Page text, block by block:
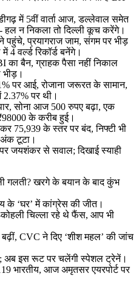
में 5वीं वार्ता आज, डल्लेवाल समेत
हल न निकला तो दिल्ली कूच करेंगे।
प्रयागराज जाम, संगम पर भीड़
वर्ल्ड रिकॉर्ड बनेंगे।
का बैन, ग्राहक पैसा नहीं निकाल
पर आई, रोजाना जरूरत के सामान,
2.37% पर थी।
सोना आज 500 रुपए बढ़ा, एक
के करीब हुई।
75,939 के स्तर पर बंद, निफ्टी भी
टूटा।
जयशंकर से सवाल; दिखाई स्याही
गलती? खरगे के बयान के बाद कुंभ
के ‘घर’ में कांग्रेस की जीत।
कोहली चिल्ला रहे थे फैंस, आप भी
CVC ने दिए ‘शीश महल’ की जांच
अब इस रूट पर चलेंगी स्पेशल ट्रेनें।
भारतीय, आज अमृतसर एयरपोर्ट पर